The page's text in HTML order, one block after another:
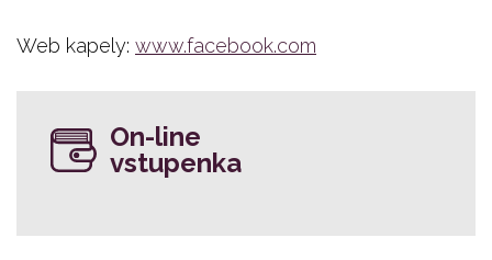
Web kapely: www.facebook.com
On-line
vstupenka